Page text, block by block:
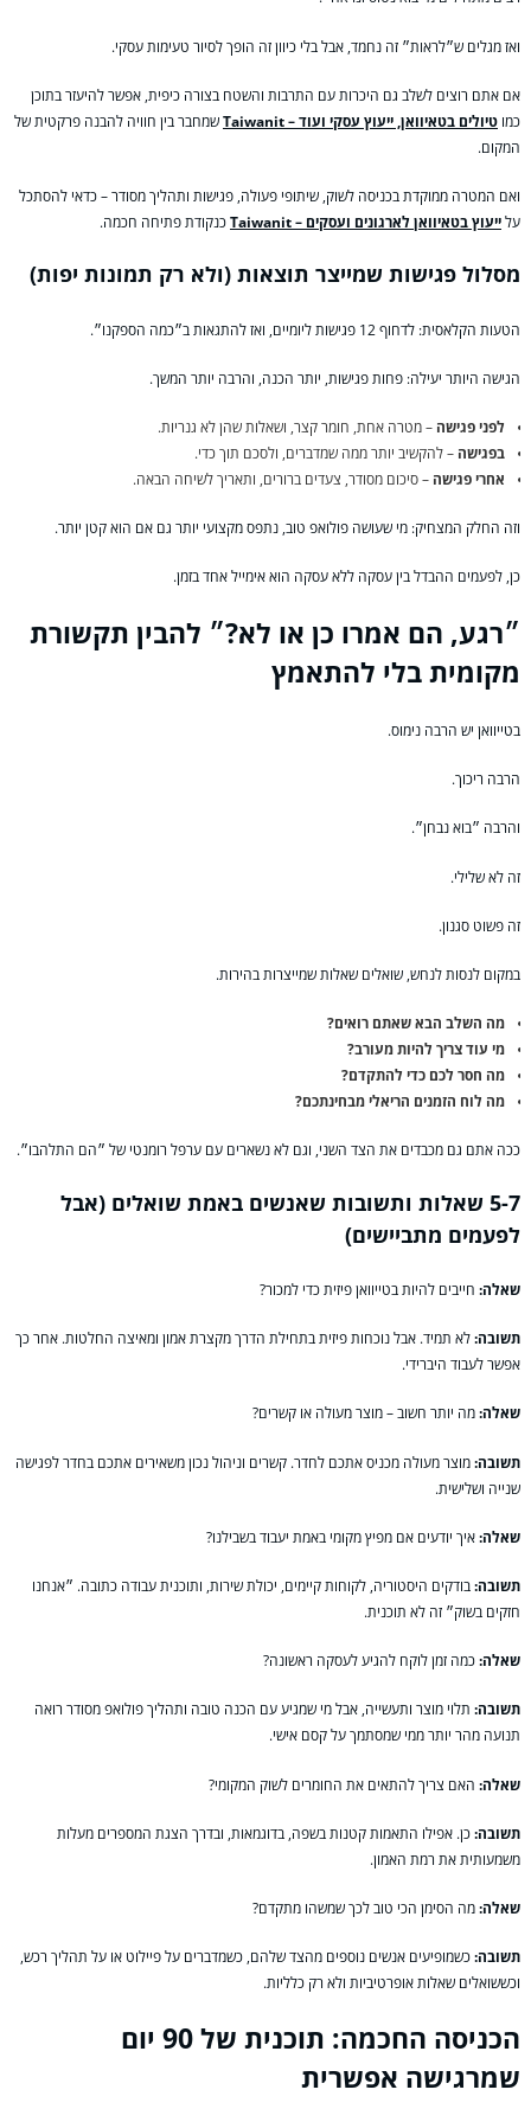
ואז מגלים ש״לראות״ זה נחמד, אבל בלי כיוון זה הופך לסיור טעימות עסקי.
אם אתם רוצים לשלב גם היכרות עם התרבות והשטח בצורה כיפית, אפשר להיעזר בתוכן
כמו טיולים בטאיוואן, ייעוץ עסקי ועוד – Taiwanit
שמחבר בין חוויה להבנה פרקטית של
המקום.
ואם המטרה ממוקדת בכניסה לשוק, שיתופי פעולה, פגישות ותהליך מסודר – כדאי להסתכל
עלייעוץ בטאיוואן לארגונים ועסקים – Taiwanit כנקודת פתיחה חכמה.
מסלול פגישות שמייצר תוצאות (ולא רק תמונות יפות)
הטעות הקלאסית: לדחוף 12 פגישות ליומיים, ואז להתגאות ב״כמה הספקנו״.
הגישה היותר יעילה: פחות פגישות, יותר הכנה, והרבה יותר המשך.
לפני פגישה – מטרה אחת, חומר קצר, ושאלות שהן לא גנריות.
בפגישה – להקשיב יותר ממה שמדברים, ולסכם תוך כדי.
אחרי פגישה – סיכום מסודר, צעדים ברורים, ותאריך לשיחה הבאה.
וזה החלק המצחיק: מי שעושה פולואפ טוב, נתפס מקצועי יותר גם אם הוא קטן יותר.
כן, לפעמים ההבדל בין עסקה ללא עסקה הוא אימייל אחד בזמן.
״רגע, הם אמרו כן או לא?״ להבין תקשורת
מקומית בלי להתאמץ
בטייוואן יש הרבה נימוס.
הרבה ריכוך.
והרבה ״בוא נבחן״.
זה לא שלילי.
זה פשוט סגנון.
במקום לנסות לנחש, שואלים שאלות שמייצרות בהירות.
מה השלב הבא שאתם רואים?
מי עוד צריך להיות מעורב?
מה חסר לכם כדי להתקדם?
מה לוח הזמנים הריאלי מבחינתכם?
ככה אתם גם מכבדים את הצד השני, וגם לא נשארים עם ערפל רומנטי של ״הם התלהבו״.
5-7 שאלות ותשובות שאנשים באמת שואלים (אבל
לפעמים מתביישים)
שאלה: חייבים להיות בטייוואן פיזית כדי למכור?
תשובה:לא תמיד. אבל נוכחות פיזית בתחילת הדרך מקצרת אמון ומאיצה החלטות. אחר כך
אפשר לעבוד היברידי.
שאלה:מה יותר חשוב – מוצר מעולה או קשרים?
תשובה:מוצר מעולה מכניס אתכם לחדר. קשרים וניהול נכון משאירים אתכם בחדר לפגישה
שנייה ושלישית.
שאלה:איך יודעים אם מפיץ מקומי באמת יעבוד בשבילנו?
תשובה:בודקים היסטוריה, לקוחות קיימים, יכולת שירות, ותוכנית עבודה כתובה. ״אנחנו
חזקים בשוק״ זה לא תוכנית.
שאלה:כמה זמן לוקח להגיע לעסקה ראשונה?
תשובה: תלוי מוצר ותעשייה, אבל מי שמגיע עם הכנה טובה ותהליך פולואפ מסודר רואה
תנועה מהר יותר ממי שמסתמך על קסם אישי.
שאלה: האם צריך להתאים את החומרים לשוק המקומי?
תשובה:כן. אפילו התאמות קטנות בשפה, בדוגמאות, ובדרך הצגת המספרים מעלות
משמעותית את רמת האמון.
שאלה:מה הסימן הכי טוב לכך שמשהו מתקדם?
תשובה:כשמופיעים אנשים נוספים מהצד שלהם, כשמדברים על פיילוט או על תהליך רכש,
וכששואלים שאלות אופרטיביות ולא רק כלליות.
הכניסה החכמה: תוכנית של 90 יום
שמרגישה אפשרית